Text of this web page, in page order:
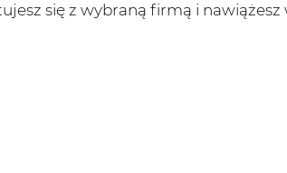
się z wybraną firmą i nawiążesz